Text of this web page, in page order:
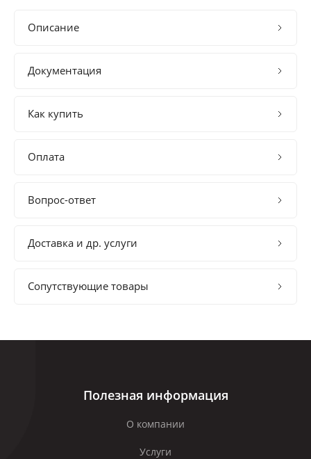
Описание
Документация
Как купить
Оплата
Вопрос-ответ
Доставка и др. услуги
Сопутствующие товары
Полезная информация
О компании
Услуги